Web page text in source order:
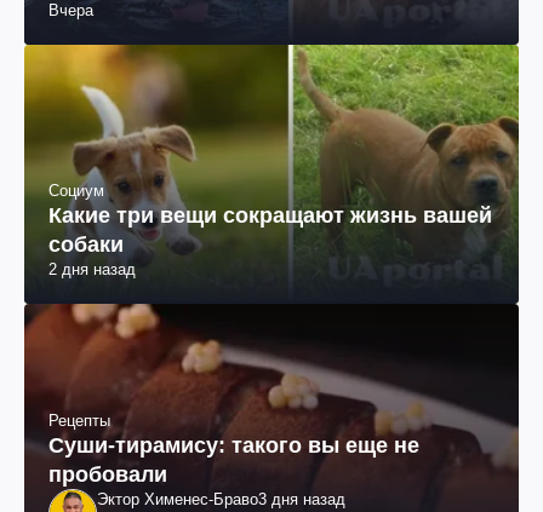
Вчера
Социум
Какие три вещи сокращают жизнь вашей
собаки
2 дня назад
Рецепты
Суши-тирамису: такого вы еще не
пробовали
Эктор Хименес-Браво3 дня назад